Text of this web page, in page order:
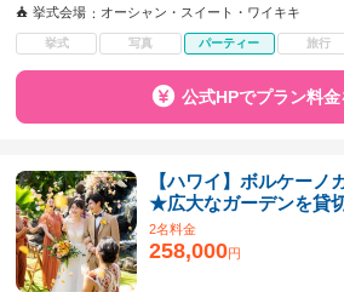
挙式会場 オーシャン・スイート・ワイキキ
挙式 写真 パーティー 旅行
公式HPでプラン料金
【ハワイ】ボルケーノ
★広大なガーデンを貸
2名料金
258,000円